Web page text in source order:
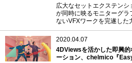
広大なセットエクステン
が同時に映るモニターグ
ないVFXワークを完遂した
2020.04.07
4DViewsを活かした即興
ーション、chelmico『